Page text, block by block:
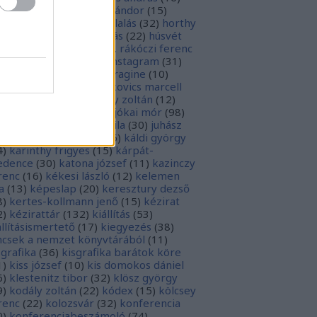
hevesi sándor (15)
honfoglalás (32) horthy
hunyadi mátyás (22) húsvét
ii. rákóczi ferenc
) illyés boglárka instagram (31 )
jacobus de voragine (10)
jankovics marcell
jékely zoltán (12)
jókai mór (98)
józsef attila (30) juhász
16) káldi györgy
) karinthy frigyes (15) kárpát-
(30) katona józsef (11 ) kazinczy
(16) kékesi lászló (12) kelemen
(13) képeslap (20) keresztury dezső
) kertes-kollmann jenő (15) kézirat
) kézirattár (132) kiállítás (53)
(17) kiegyezés (38)
a nemzet könyvtárából (11 )
(36) kisgrafika barátok köre
) kiss józsef (10) kis domokos dániel
) klestenitz tibor (32) klösz györgy
) kodály zoltán (22) kódex (15) kölcsey
(22) kolozsvár (32) konferencia